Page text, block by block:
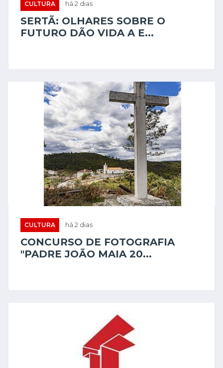
CULTURA há 2 dias
SERTÃ: OLHARES SOBRE O
FUTURO DÃO VIDA A E...
CULTURA há 2 dias
CONCURSO DE FOTOGRAFIA
"PADRE JOÃO MAIA 20...